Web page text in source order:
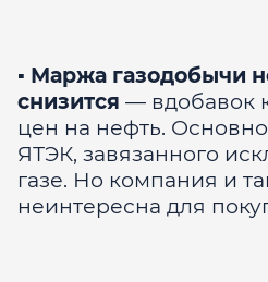
▪️ Маржа газодобычи
снизится — вдобавок
цен на нефть.
ЯТЭК, завязанного
газе. Но компания и
неинтересна для